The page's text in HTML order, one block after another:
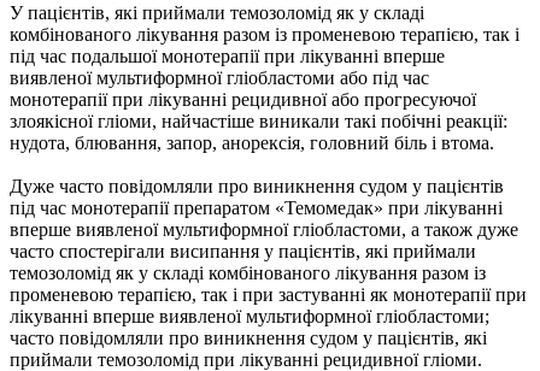
У пацієнтів, які приймали темозоломід як у складі
комбінованого лікування разом із променевою терапією, так і
під час подальшої монотерапії при лікуванні вперше
виявленої мультиформної гліобластоми або під час
монотерапії при лікуванні рецидивної або прогресуючої
злоякісної гліоми, найчастіше виникали такі побічні реакції:
нудота, блювання, запор, анорексія, головний біль і втома.
Дуже часто повідомляли про виникнення судом у пацієнтів
під час монотерапії препаратом «Темомедак» при лікуванні
вперше виявленої мультиформної гліобластоми, а також дуже
часто спостерігали висипання у пацієнтів, які приймали
темозоломід як у складі комбінованого лікування разом із
променевою терапією, так і при застуванні як монотерапії при
лікуванні вперше виявленої мультиформної гліобластоми;
часто повідомляли про виникнення судом у пацієнтів, які
приймали темозоломід при лікуванні рецидивної гліоми.